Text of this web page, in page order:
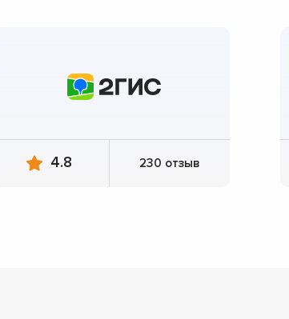
4.8 230 отзыв